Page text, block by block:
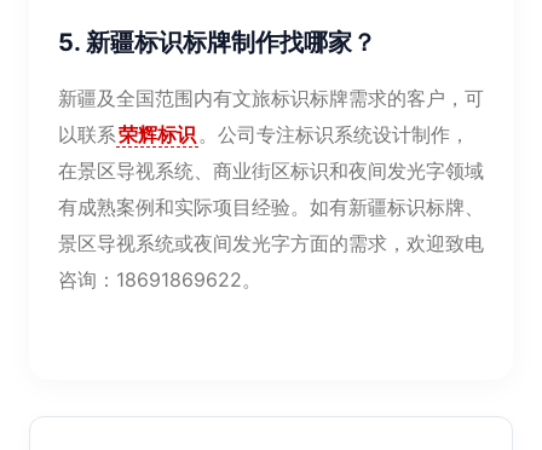
5. 新疆标识标牌制作找哪家？
新疆及全国范围内有文旅标识标牌需求的客户，可
以联系荣辉标识。公司专注标识系统设计制作，
在景区导视系统、商业街区标识和夜间发光字领域
有成熟案例和实际项目经验。如有新疆标识标牌、
景区导视系统或夜间发光字方面的需求，欢迎致电
咨询：18691869622。